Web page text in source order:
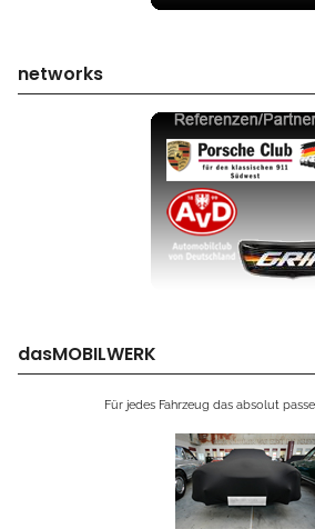
networks
dasMOBILWERK
Für jedes Fahrzeug das absolut